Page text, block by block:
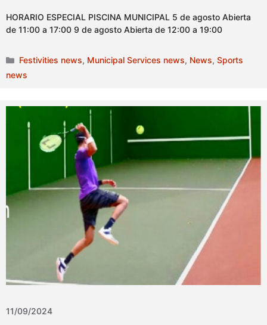
HORARIO ESPECIAL PISCINA MUNICIPAL 5 de agosto Abierta
de 11:00 a 17:00 9 de agosto Abierta de 12:00 a 19:00
Categories
Festivities news, Municipal Services news, News,Sports
news
11/09/2024